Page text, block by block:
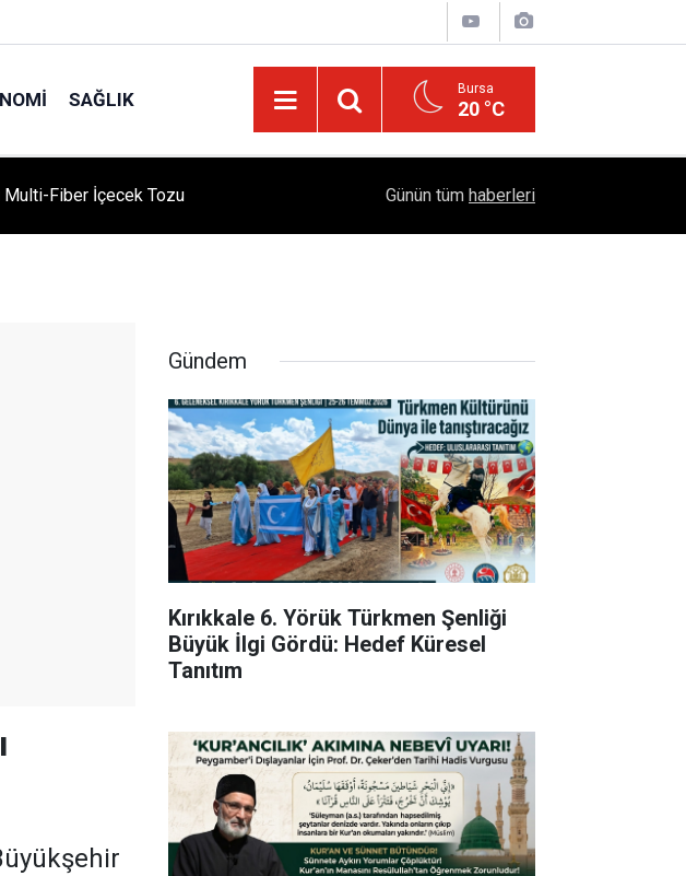
SAĞLIK Bursa
20 °C
Multi-Fiber İçecek Tozu
Sempozyumu Diyarbakır'da!
Günün tüm haberleri
Gündem
Kırıkkale 6. Yörük Türkmen Şenliği
Büyük İlgi Gördü: Hedef Küresel
Tanıtım